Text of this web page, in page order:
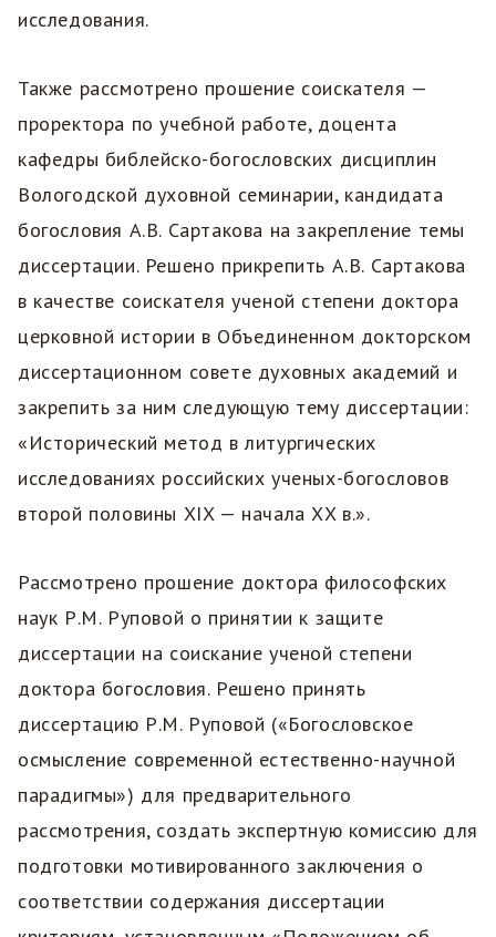
исследования.
Также рассмотрено прошение соискателя —
проректора по учебной работе, доцента
кафедры библейско-богословских дисциплин
Вологодской духовной семинарии, кандидата
богословия А.В. Сартакова на закрепление темы
диссертации. Решено прикрепить А.В. Сартакова
в качестве соискателя ученой степени доктора
церковной истории в Объединенном докторском
диссертационном совете духовных академий и
закрепить за ним следующую тему диссертации:
«Исторический метод в литургических
исследованиях российских ученых-богословов
второй половины XIX — начала ХX в.».
Рассмотрено прошение доктора философских
наук Р.М. Руповой о принятии к защите
диссертации на соискание ученой степени
доктора богословия. Решено принять
диссертацию Р.М. Руповой («Богословское
осмысление современной естественно-научной
парадигмы») для предварительного
рассмотрения, создать экспертную комиссию для
подготовки мотивированного заключения о
соответствии содержания диссертации